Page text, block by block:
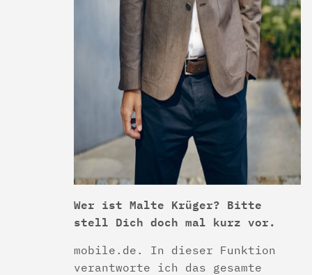
Wer ist Malte Krüger? Bitte
stell Dich doch mal kurz vor.
mobile.de. In dieser Funktion
verantworte ich das gesamte